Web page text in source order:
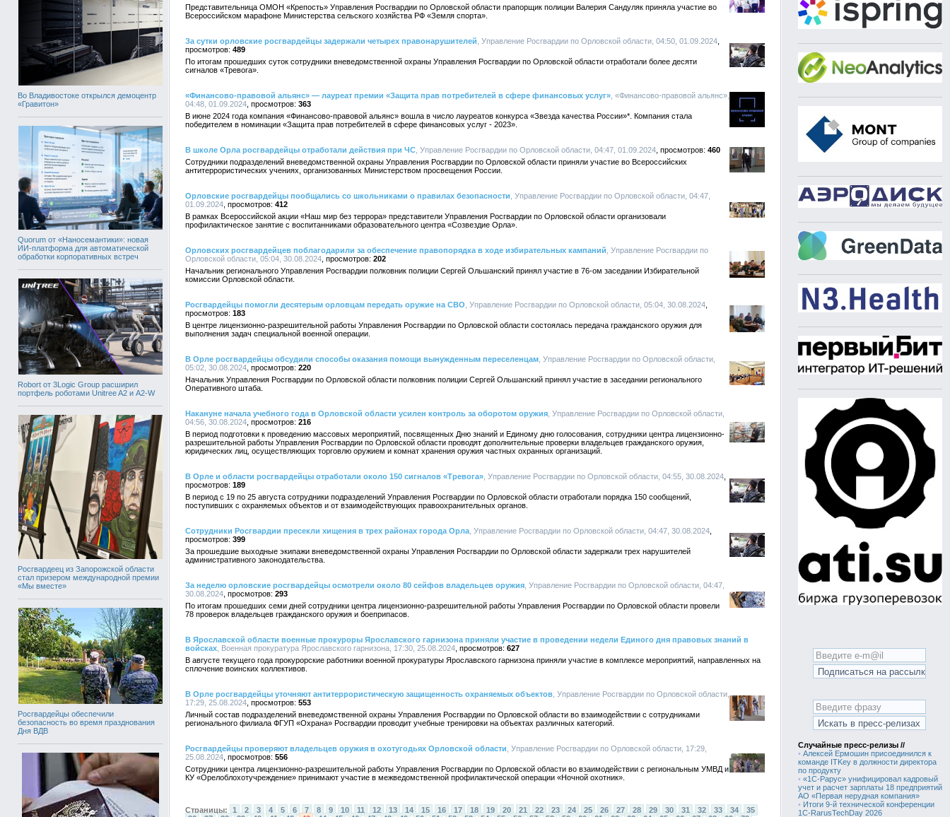
Во Владивостоке открылся демоцентр
«Гравитон»
Quorum от «Наносемантики»: новая
ИИ-платформа для автоматической
обработки корпоративных встреч
Robort от 3Logic Group расширил
портфель роботами Unitree A2 и A2-W
Росгвардеец из Запорожской области
стал призером международной премии
«Мы вместе»
Росгвардейцы обеспечили
безопасность во время празднования
Дня ВДВ
Представительница ОМОН «Крепость» Управления Росгвардии по Орловской области прапорщик полиции Валерия Сандуляк приняла участие во
Всероссийском марафоне Министерства сельского хозяйства РФ «Земля спорта».
За сутки орловские росгвардейцы задержали четырех правонарушителей , Управление Росгвардии по Орловской области, 04:50, 01.09.2024
489
По итогам прошедших суток сотрудники вневедомственной охраны Управления Росгвардии по Орловской области отработали более десяти
сигналов «Тревога».
«Финансово-правовой альянс» — лауреат премии «Защита прав потребителей в сфере финансовых услуг» , «Финансово-правовой альянс»,
04:48, 01.09.2024
363
В июне 2024 года компания «Финансово-правовой альянс» вошла в число лауреатов конкурса «Звезда качества России»*. Компания стала
победителем в номинации «Защита прав потребителей в сфере финансовых услуг - 2023».
В школе Орла росгвардейцы отработали действия при ЧС , Управление Росгвардии по Орловской области, 04:47, 01.09.2024
460
Сотрудники подразделений вневедомственной охраны Управления Росгвардии по Орловской области приняли участие во Всероссийских
антитеррористических учениях, организованных Министерством просвещения России.
Орловские росгвардейцы пообщались со школьниками о правилах безопасности , Управление Росгвардии по Орловской области, 04:47,
01.09.2024
412
В рамках Всероссийской акции «Наш мир без террора» представители Управления Росгвардии по Орловской области организовали
профилактическое занятие с воспитанниками образовательного центра «Созвездие Орла».
Орловских росгвардейцев поблагодарили за обеспечение правопорядка в ходе избирательных кампаний , Управление Росгвардии по
Орловской области, 05:04, 30.08.2024
202
Начальник регионального Управления Росгвардии полковник полиции Сергей Ольшанский принял участие в 76-ом заседании Избирательной
комиссии Орловской области.
Росгвардейцы помогли десятерым орловцам передать оружие на СВО , Управление Росгвардии по Орловской области, 05:04, 30.08.2024
183
В центре лицензионно-разрешительной работы Управления Росгвардии по Орловской области состоялась передача гражданского оружия для
выполнения задач специальной военной операции.
В Орле росгвардейцы обсудили способы оказания помощи вынужденным переселенцам , Управление Росгвардии по Орловской области,
05:02, 30.08.2024
220
Начальник Управления Росгвардии по Орловской области полковник полиции Сергей Ольшанский принял участие в заседании регионального
Оперативного штаба.
Накануне начала учебного года в Орловской области усилен контроль за оборотом оружия , Управление Росгвардии по Орловской области,
04:56, 30.08.2024
216
В период подготовки к проведению массовых мероприятий, посвященных Дню знаний и Единому дню голосования, сотрудники центра лицензионно-
разрешительной работы Управления Росгвардии по Орловской области проводят дополнительные проверки владельцев гражданского оружия,
юридических лиц, осуществляющих торговлю оружием и комнат хранения оружия частных охранных организаций.
В Орле и области росгвардейцы отработали около 150 сигналов «Тревога» , Управление Росгвардии по Орловской области, 04:55, 30.08.2024
189
В период с 19 по 25 августа сотрудники подразделений Управления Росгвардии по Орловской области отработали порядка 150 сообщений,
поступивших с охраняемых объектов и от взаимодействующих правоохранительных органов.
Сотрудники Росгвардии пресекли хищения в трех районах города Орла , Управление Росгвардии по Орловской области, 04:47, 30.08.2024
399
За прошедшие выходные экипажи вневедомственной охраны Управления Росгвардии по Орловской области задержали трех нарушителей
административного законодательства.
За неделю орловские росгвардейцы осмотрели около 80 сейфов владельцев оружия , Управление Росгвардии по Орловской области, 04:47,
30.08.2024
293
По итогам прошедших семи дней сотрудники центра лицензионно-разрешительной работы Управления Росгвардии по Орловской области провели
78 проверок владельцев гражданского оружия и боеприпасов.
В Ярославской области военные прокуроры Ярославского гарнизона приняли участие в проведении недели Единого дня правовых знаний в
войсках , Военная прокуратура Ярославского гарнизона, 17:30, 25.08.2024
627
В августе текущего года прокурорские работники военной прокуратуры Ярославского гарнизона приняли участие в комплексе мероприятий, направленных на
сплочение воинских коллективов.
В Орле росгвардейцы уточняют антитеррористическую защищенность охраняемых объектов , Управление Росгвардии по Орловской области,
17:29, 25.08.2024
553
Личный состав подразделений вневедомственной охраны Управления Росгвардии по Орловской области во взаимодействии с сотрудниками
регионального филиала ФГУП «Охрана» Росгвардии проводит учебные тренировки на объектах различных категорий.
Росгвардейцы проверяют владельцев оружия в охотугодьях Орловской области , Управление Росгвардии по Орловской области, 17:29,
25.08.2024
556
Сотрудники центра лицензионно-разрешительной работы Управления Росгвардии по Орловской области во взаимодействии с региональным УМВД и
КУ «Орелоблохотучреждение» принимают участие в межведомственной профилактической операции «Ночной охотник».
Страницы: 1 2 3 4 5 6 7 8 9 10 11 12 13 14 15 16 17 18 19 20 21 22 23 24 25 26 27 28 29 30 31 32 33 34
35
Случайные пресс-релизы //
• Алексей Ермошин присоединился к
команде ITKey в должности директора
по продукту
• «1С-Рарус» унифицировал кадровый
учет и расчет зарплаты 18 предприятий
АО «Первая нерудная компания»
• Итоги 9-й технической конференции
1C-RarusTechDay 2026